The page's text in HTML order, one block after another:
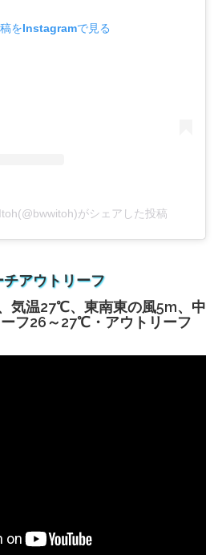
をInstagramで見る
がシェアした投稿
アウトリーフ
気温27℃、東南東の風5m、中
フ26～27℃・アウトリーフ